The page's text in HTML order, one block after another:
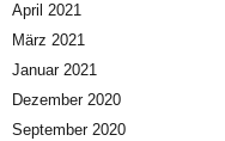
April 2021
März 2021
Januar 2021
Dezember 2020
September 2020